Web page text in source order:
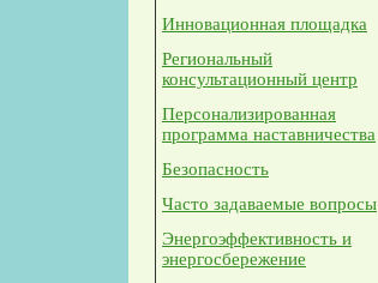
Инновационная площадка
Региональный
консультационный центр
Персонализированная
программа наставничества
Безопасность
Часто задаваемые вопросы
Энергоэффективность и
энергосбережение